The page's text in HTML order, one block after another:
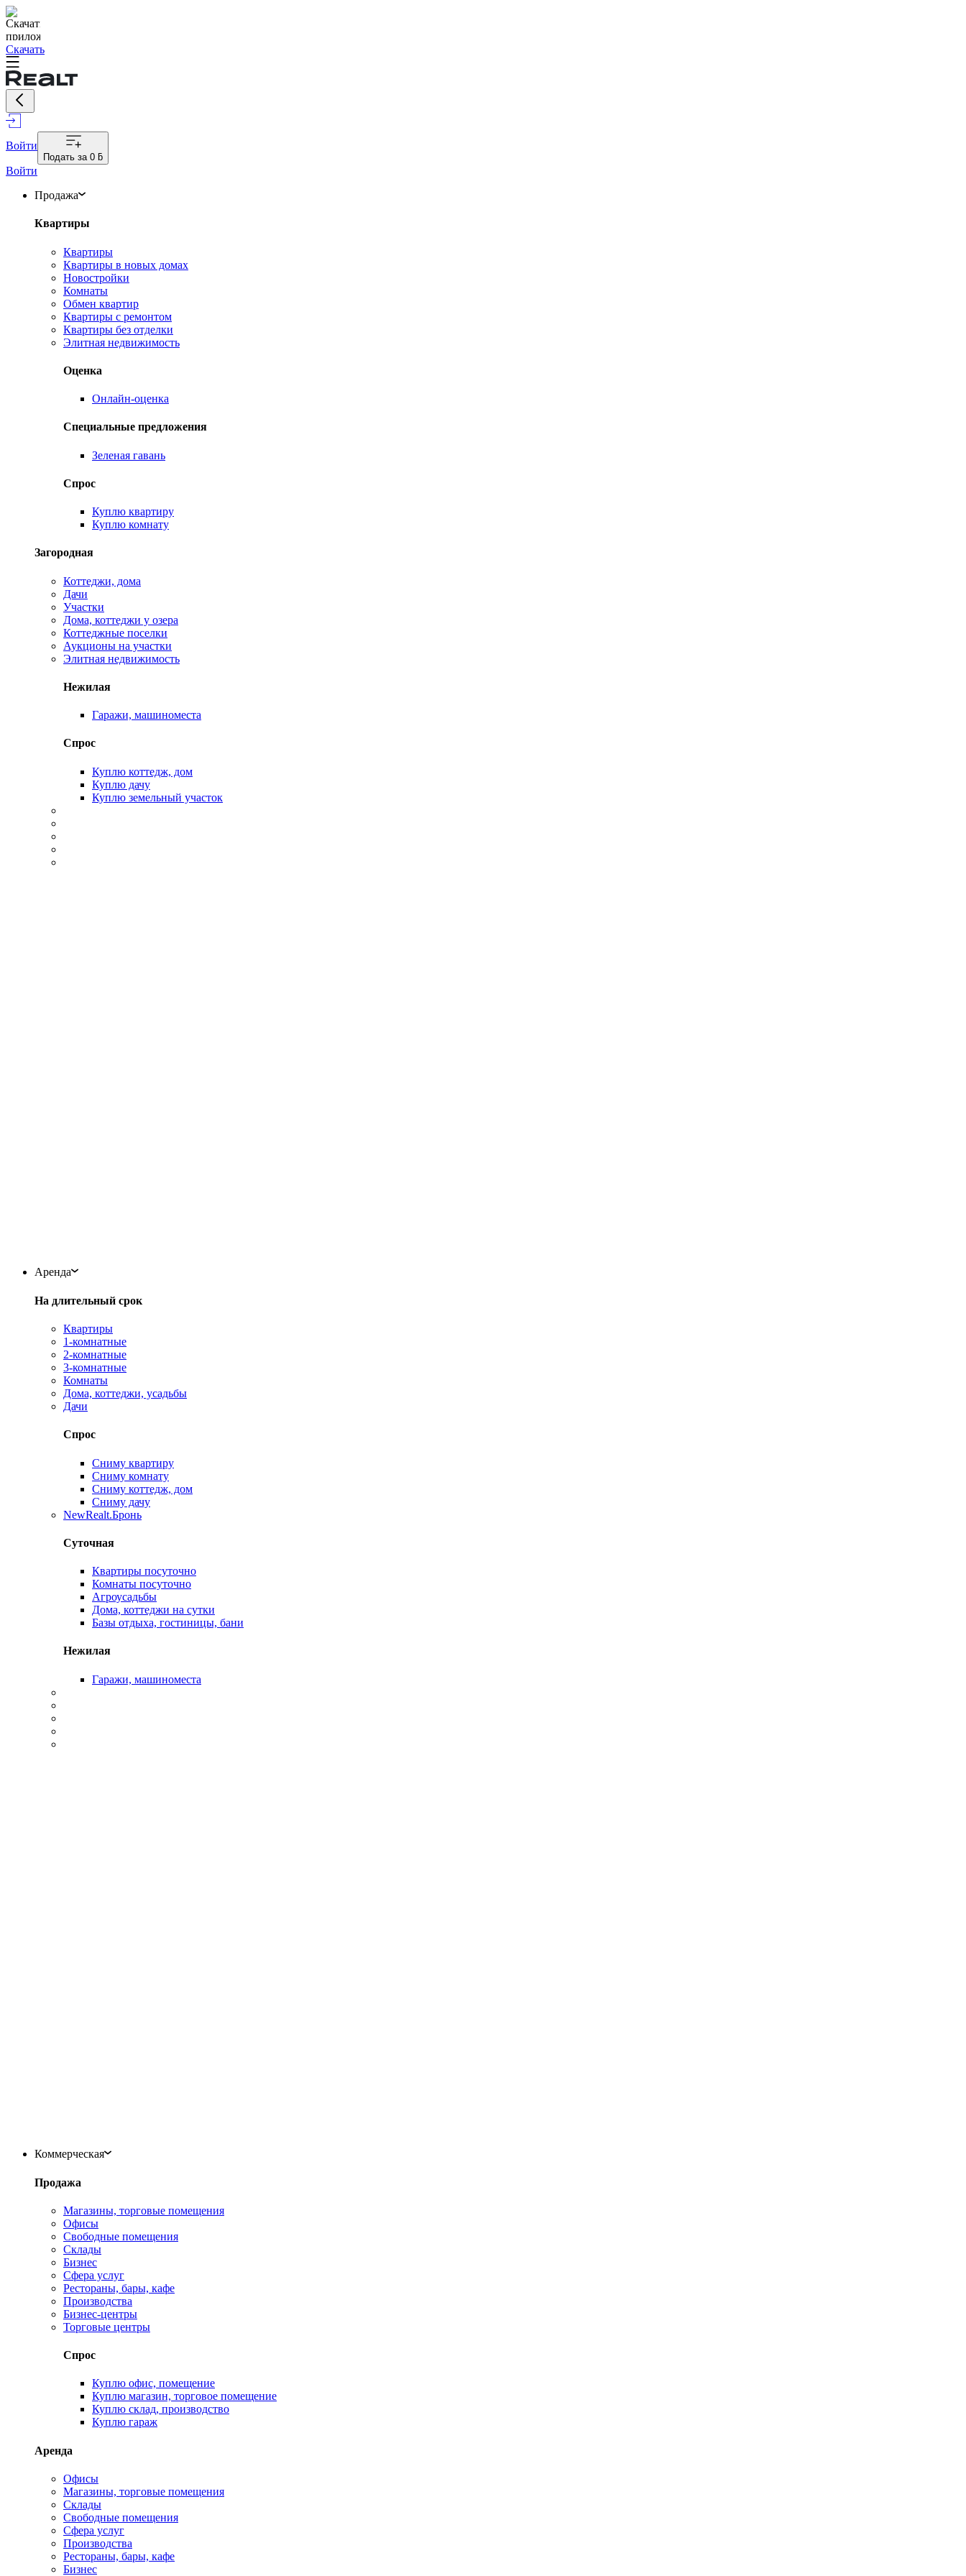
Скачать
Войти
Подать за 0 ƃ
Войти
Продажа
Квартиры
Квартиры
Квартиры в новых домах
Новостройки
Комнаты
Обмен квартир
Квартиры с ремонтом
Квартиры без отделки
Элитная недвижимость
Оценка
Онлайн-оценка
Специальные предложения
Зеленая гавань
Спрос
Куплю квартиру
Куплю комнату
Загородная
Коттеджи, дома
Дачи
Участки
Дома, коттеджи у озера
Коттеджные поселки
Аукционы на участки
Элитная недвижимость
Нежилая
Гаражи, машиноместа
Спрос
Куплю коттедж, дом
Куплю дачу
Куплю земельный участок
Аренда
На длительный срок
Квартиры
1-комнатные
2-комнатные
3-комнатные
Комнаты
Дома, коттеджи, усадьбы
Дачи
Спрос
Сниму квартиру
Сниму комнату
Сниму коттедж, дом
Сниму дачу
NewRealt.Бронь
Суточная
Квартиры посуточно
Комнаты посуточно
Агроусадьбы
Дома, коттеджи на сутки
Базы отдыха, гостиницы, бани
Нежилая
Гаражи, машиноместа
Коммерческая
Продажа
Магазины, торговые помещения
Офисы
Свободные помещения
Склады
Бизнес
Сфера услуг
Рестораны, бары, кафе
Производства
Бизнес-центры
Торговые центры
Спрос
Куплю офис, помещение
Куплю магазин, торговое помещение
Куплю склад, производство
Куплю гараж
Аренда
Офисы
Магазины, торговые помещения
Склады
Свободные помещения
Сфера услуг
Производства
Рестораны, бары, кафе
Бизнес